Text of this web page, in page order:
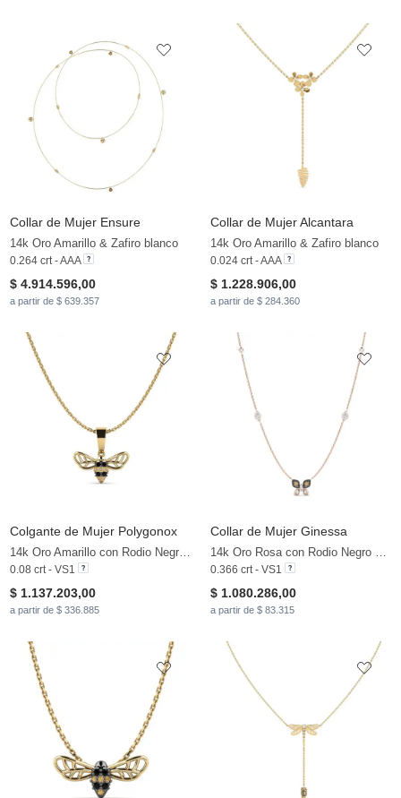
Collar de Mujer Ensure
14k Oro Amarillo & Zafiro blanco
0.264 crt - AAA
$ 4.914.596,00
a partir de $ 639.357
Collar de Mujer Alcantara
14k Oro Amarillo & Zafiro blanco
0.024 crt - AAA
$ 1.228.906,00
a partir de $ 284.360
Colgante de Mujer Polygonox
14k Oro Amarillo con Rodio Negro & Diamante Marrón & Diamante Negro
0.08 crt - VS1
$ 1.137.203,00
a partir de $ 336.885
Collar de Mujer Ginessa
14k Oro Rosa con Rodio Negro & Diamante Marrón & Zafiro blanco
0.366 crt - VS1
$ 1.080.286,00
a partir de $ 83.315